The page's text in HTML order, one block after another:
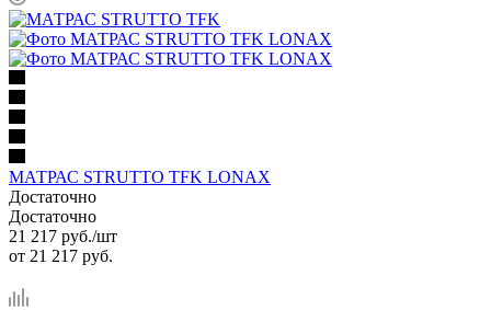
МАТРАС STRUTTO TFK LONAX
Достаточно
Достаточно
21 217 руб./шт
от 21 217 руб.